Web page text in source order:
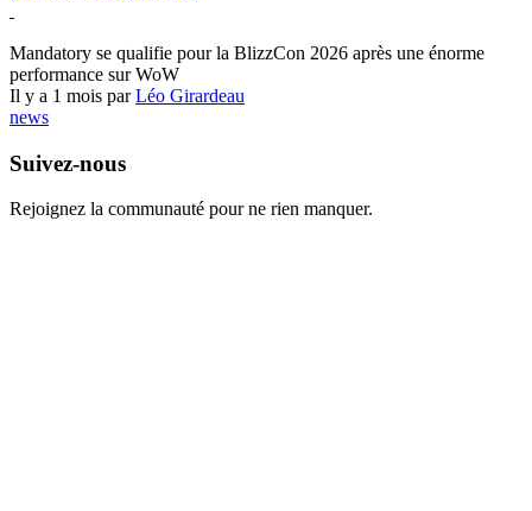
Mandatory se qualifie pour la BlizzCon 2026 après une énorme
performance sur WoW
Il y a 1 mois parLéo Girardeau
news
Suivez-nous
Rejoignez la communauté pour ne rien manquer.